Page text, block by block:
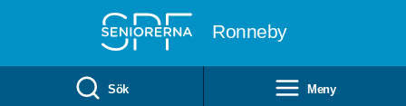
Ronneby
Sök Meny